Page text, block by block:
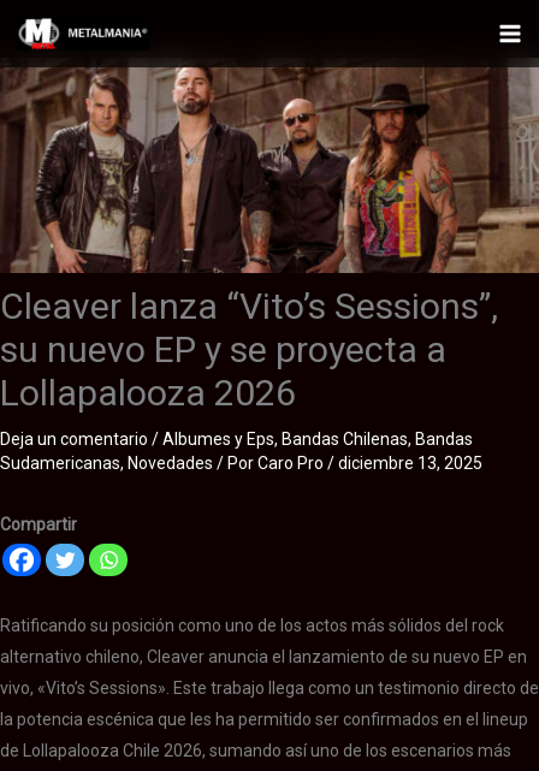
contenido
Cleaver lanza “Vito’s Sessions”,
su nuevo EP y se proyecta a
Lollapalooza 2026
Deja un comentario /Albumes y Eps, Bandas Chilenas, Bandas
Sudamericanas, Novedades / PorCaro Pro /diciembre 13, 2025
Compartir
Ratificando su posición como uno de los actos más sólidos del rock
alternativo chileno, Cleaver anuncia el lanzamiento de su nuevo EP en
vivo, «Vito’s Sessions». Este trabajo llega como un testimonio directo de
la potencia escénica que les ha permitido ser confirmados en el lineup
de Lollapalooza Chile 2026, sumando así uno de los escenarios más